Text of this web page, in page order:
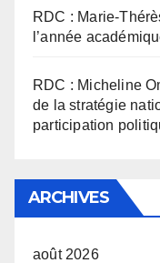
RDC : Marie-
l’année
RDC : Micheline
de la stratégie
participation
ARCHIVES
août 2026